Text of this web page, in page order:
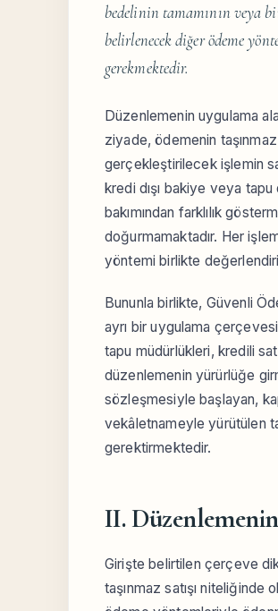
bedelinin tamamının veya
belirlenecek diğer ödeme
gerekmektedir.
Düzenlemenin uygulama
ziyade, ödemenin
gerçekleştirilecek işlemin
kredi dışı bakiye veya
bakımından farklılık
doğurmamaktadır. Her
yöntemi birlikte
Bununla birlikte, Güvenli
ayrı bir uygulama
tapu müdürlükleri, kredili
düzenlemenin yürürlüğe
sözleşmesiyle başlayan,
vekâletnameyle yürütülen
gerektirmektedir.
II.
Girişte belirtilen çerçeve
taşınmaz satışı niteliğinde